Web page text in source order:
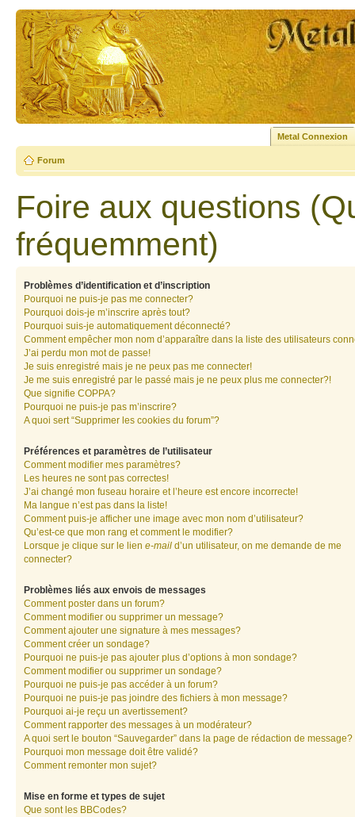
Metal Connexion
Forum
Foire aux questions
fréquemment)
Problèmes d’identification et d’inscription
Pourquoi ne puis-je pas me connecter?
Pourquoi dois-je m’inscrire après tout?
Pourquoi suis-je automatiquement déconnecté?
Comment empêcher mon nom d’apparaître dans la liste des utilisateurs
J’ai perdu mon mot de passe!
Je suis enregistré mais je ne peux pas me connecter!
Je me suis enregistré par le passé mais je ne peux plus me connecter?!
Que signifie COPPA?
Pourquoi ne puis-je pas m’inscrire?
A quoi sert “Supprimer les cookies du forum”?
Préférences et paramètres de l’utilisateur
Comment modifier mes paramètres?
Les heures ne sont pas correctes!
J’ai changé mon fuseau horaire et l’heure est encore incorrecte!
Ma langue n’est pas dans la liste!
Comment puis-je afficher une image avec mon nom d’utilisateur?
Qu’est-ce que mon rang et comment le modifier?
Lorsque je clique sur le lien e-mail d’un utilisateur, on me demande de me
connecter?
Problèmes liés aux envois de messages
Comment poster dans un forum?
Comment modifier ou supprimer un message?
Comment ajouter une signature à mes messages?
Comment créer un sondage?
Pourquoi ne puis-je pas ajouter plus d’options à mon sondage?
Comment modifier ou supprimer un sondage?
Pourquoi ne puis-je pas accéder à un forum?
Pourquoi ne puis-je pas joindre des fichiers à mon message?
Pourquoi ai-je reçu un avertissement?
Comment rapporter des messages à un modérateur?
A quoi sert le bouton “Sauvegarder” dans la page de rédaction de message?
Pourquoi mon message doit être validé?
Comment remonter mon sujet?
Mise en forme et types de sujet
Que sont les BBCodes?